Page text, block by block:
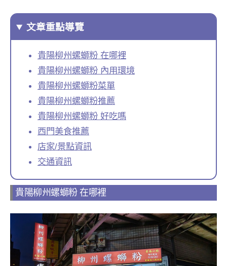
文章重點導覽
貴陽柳州螺螄粉 在哪裡
貴陽柳州螺螄粉 內用環境
貴陽柳州螺螄粉菜單
貴陽柳州螺螄粉推薦
貴陽柳州螺螄粉 好吃嗎
西門美食推薦
店家/景點資訊
交通資訊
貴陽柳州螺螄粉 在哪裡